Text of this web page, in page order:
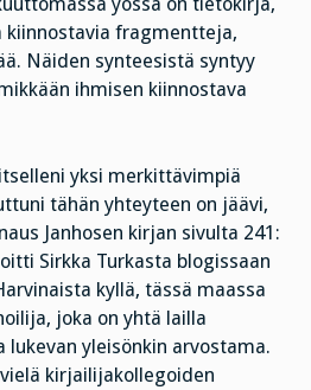
kiinnostavia fragmentteja,
Näiden synteesistä syntyy
ihmisen kiinnostava
yksi merkittävimpiä
tähän yhteyteen on jäävi,
Janhosen kirjan sivulta 241:
Sirkka Turkasta blogissaan
kyllä, tässä maassa
joka on yhtä lailla
lukevan yleisönkin arvostama.
kirjailijakollegoiden